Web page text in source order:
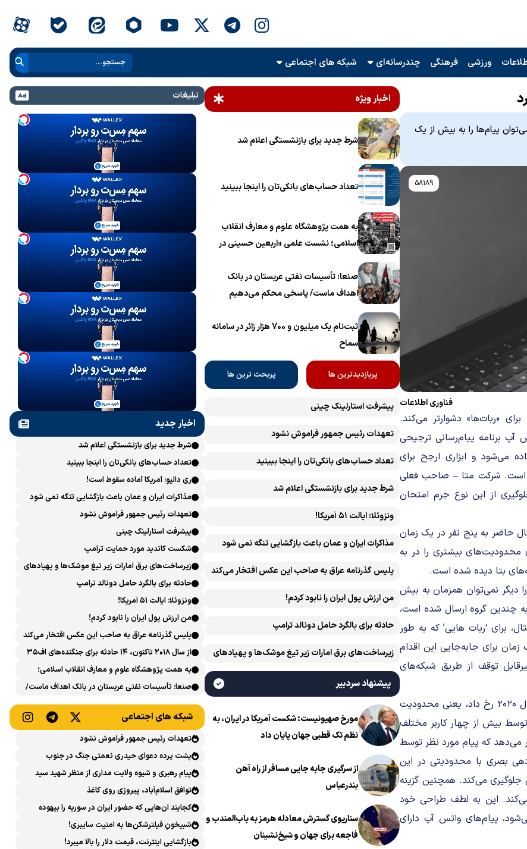
ورزشی فرهنگی چندرسانه‌ای شبکه های اجتماعی
پیام‌ها را به بیش از یک
58189
فناوری اطلاعات
«ربات‌ها» دشوارتر می‌کند.
آپ برنامه پیام‌رسانی ترجیحی
می‌شود و ابزاری ارجح برای
است. شرکت متا – صاحب فعلی
از این نوع جرم امتحان
حاضر به پنج نفر در یک زمان
محدودیت‌های بیشتری را در به
بتا دیده شده است.
دیگر نمی‌توان همزمان به بیش
به چندین گروه ارسال شده است،
برای ‘ربات هایی’ که به طور
برای جابه‌جایی این اقدام
توقف از طریق شبکه‌های
این محدودیت به عنوان یک به روزرسانی و پشتیبانی از آنچه در سال ۲۰۲۰ رخ داد، یعنی محدودیت
بیش از چهار کاربر مختلف
می‌دهد که پیام مورد نظر توسط
بصری با محدودیتی در این
می‌کند. همچنین گزینه
می‌کند. این به لطف طراحی خود
پیام‌های واتس‌ آپ دارای
اخبار ویژه
شرط جدید برای بازنشستگی اعلام شد
تعداد حساب‌های بانکی‌تان را اینجا ببینید
به همت پژوهشگاه علوم و معارف انقلاب
اسلامی؛ نشست علمی «اربعین حسینی در
برگزار می‌شود
صنعا: تأسیسات نفتی عربستان در بانک
اهداف ماست/ پاسخی محکم می‌دهیم
ثبت‌نام یک میلیون و 700 هزار زائر در سامانه
سماح ‌
پربازدیدترین ها پربحث ترین ها
پیشرفت ‏استارلینک چینی
تعهدات رئیس جمهور فراموش نشود
تعداد حساب‌های بانکی‌تان را اینجا ببینید
شرط جدید برای بازنشستگی اعلام شد
ونزوئلا: ایالت ۵۱ آمریکا!
مذاکرات ایران و عمان باعث بازگشایی تنگه نمی شود
پلیس گذرنامه عراق به صاحب این عکس افتخار می‌کند
من ارزش پول ایران را نابود کردم!
حادثه برای بالگرد حامل دونالد ترامپ
زیرساخت‌های برق امارات زیر تیغ موشک‌ها و پهپادهای
ایران است
پیشنهاد سردبیر
مورخ صهیونیست: شکست آمریکا در ایران، به
نظم تک قطبی جهان پایان داد
از سرگیری جابه جایی مسافر از راه آهن
بندرعباس
سناریوی گسترش معادله هرمز به باب‌المندب و
فاجعه برای جهان و شیخ‌نشینان
تبلیغات
اخبار جدید
شرط جدید برای بازنشستگی اعلام شد
تعداد حساب‌های بانکی‌تان را اینجا ببینید
ری دالیو: آمریکا آماده سقوط است!
مذاکرات ایران و عمان باعث بازگشایی تنگه نمی شود
تعهدات رئیس جمهور فراموش نشود
پیشرفت ‏استارلینک چینی
شکست کاندید مورد حمایت ترامپ
زیرساخت‌های برق امارات زیر تیغ موشک‌ها و پهپادهای
ایران است
حادثه برای بالگرد حامل دونالد ترامپ
ونزوئلا: ایالت ۵۱ آمریکا!
من ارزش پول ایران را نابود کردم!
پلیس گذرنامه عراق به صاحب این عکس افتخار می‌کند
از سال ۲۰۱۸ تاکنون، ۱۴ حادثه برای جنگنده‌های اف۳۵
آمریکایی رخ داده است
به همت پژوهشگاه علوم و معارف انقلاب اسلامی؛
نشست علمی «اربعین حسینی در منظومه فکری رهبر
صنعا: تأسیسات نفتی عربستان در بانک اهداف ماست/
پاسخی محکم می‌دهیم
شبکه های اجتماعی
تعهدات رئیس جمهور فراموش نشود
پشت پرده دعوای حیدری نعمتی جنگ در جنوب
پیام رهبری و شیوه ولایت مداری از منظر شهید سید
حسن نصرالله
توافق اسلام‌آباد، پیروزی روی کاغذ
کجایند آن‌هایی که حضور ایران در سوریه را بیهوده
میدانستند؟
شبیخونِ فیلترشکن‌ها به امنیت سایبری!
بازگشایی اینترنت، قیمت دلار را بالا میبرد!